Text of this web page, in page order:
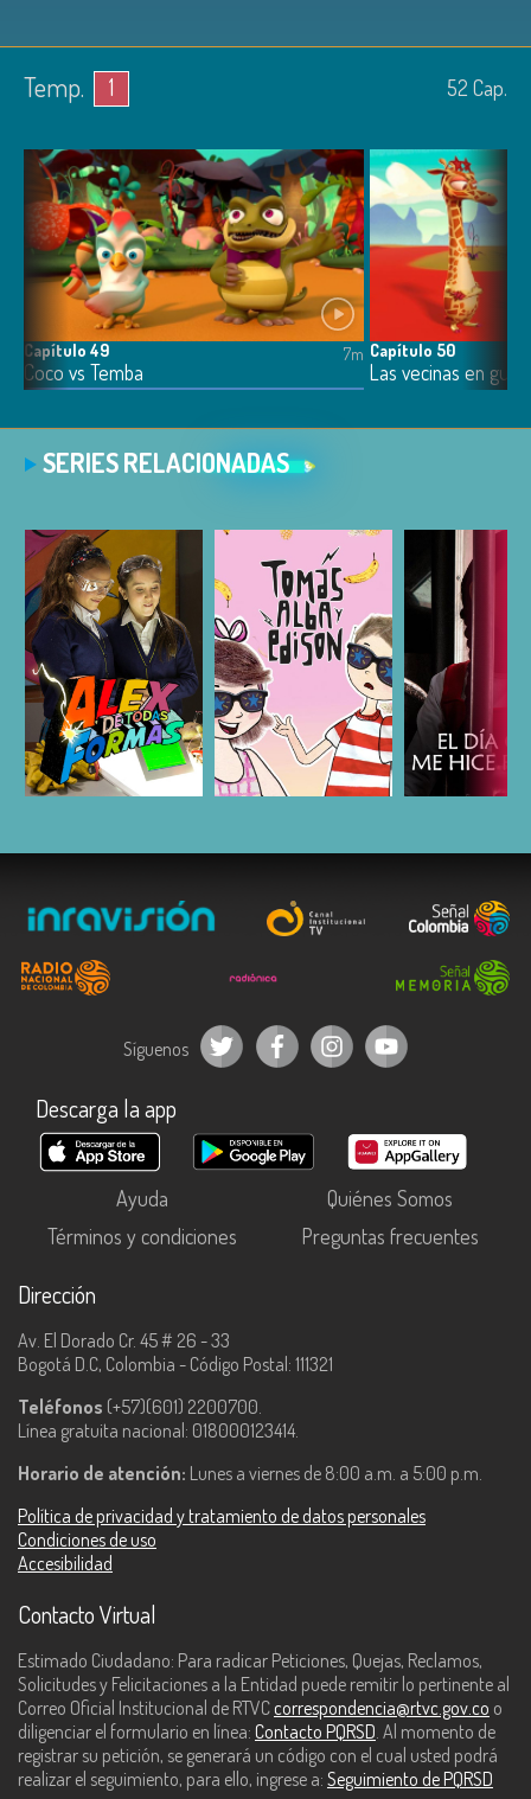
Temp. 1 52 Cap.
Capítulo 49
Coco vs Temba
7m Capítulo 50
Las vecinas en
SERIES RELACIONADAS
ESCUCHAR ESCUCHAR
Síguenos
Descarga la app
Ayuda
Quiénes Somos
Términos y condiciones
Preguntas frecuentes
Dirección
Av. El Dorado Cr. 45 # 26 - 33
Bogotá D.C, Colombia - Código Postal: 111321
Teléfonos (+57)(601) 2200700.
Línea gratuita nacional: 018000123414.
Horario de atención: Lunes a viernes de 8:00 a.m. a 5:00 p.m.
Política de privacidad y tratamiento de datos personales
Condiciones de uso
Accesibilidad
Contacto Virtual
Estimado Ciudadano: Para radicar Peticiones, Quejas, Reclamos,
Solicitudes y Felicitaciones a la Entidad puede remitir lo pertinente al
Correo Oficial Institucional de RTVC correspondencia@rtvc.gov.co o
diligenciar el formulario en línea: Contacto PQRSD. Al momento de
registrar su petición, se generará un código con el cual usted podrá
realizar el seguimiento, para ello, ingrese a: Seguimiento de PQRSD